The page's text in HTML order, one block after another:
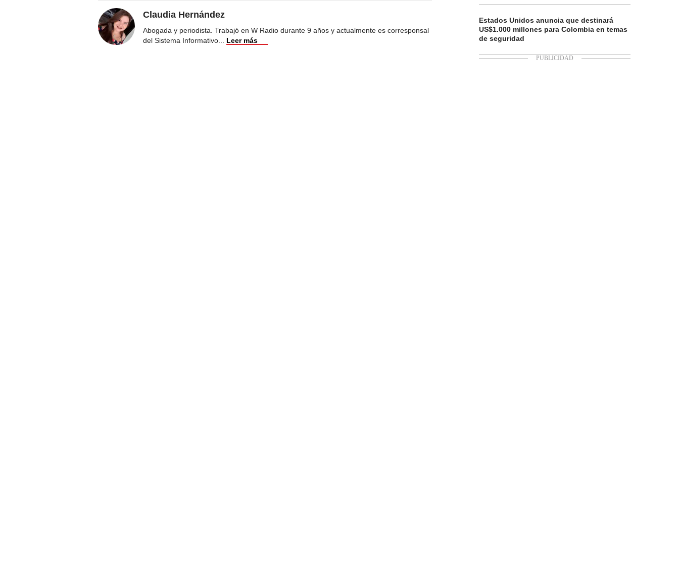
Claudia Hernández
Abogada y periodista. Trabajó en W Radio durante 9 años y actualmente es corresponsal
del Sistema Informativo
Leer más
Estados Unidos anuncia que destinará
US$1.000 millones para Colombia en temas
de seguridad